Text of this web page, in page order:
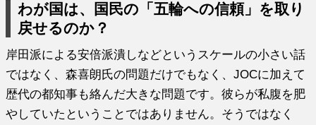
わが国は、国民の「五輪への信頼」を取り
戻せるのか？
岸田派による安倍派潰しなどというスケールの小さい話
ではなく、森喜朗氏の問題だけでもなく、JOCに加えて
歴代の都知事も絡んだ大きな問題です。彼らが私腹を肥
やしていたということではありません。そうではなく